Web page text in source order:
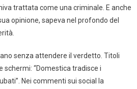
trattata come una criminale. E anche
opinione, sapeva nel profondo del
senza attendere il verdetto. Titoli
schermi: “Domestica tradisce i
Nei commenti sui social la